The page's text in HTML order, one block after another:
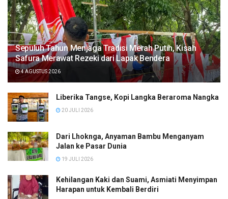
Sepuluh Tahun Menjaga Tradisi Merah Putih, Kisah
Safura Merawat Rezeki dari Lapak Bendera
4 AGUSTUS 2026
Liberika Tangse, Kopi Langka Beraroma Nangka
20 JULI 2026
Dari Lhoknga, Anyaman Bambu Menganyam
Jalan ke Pasar Dunia
19 JULI 2026
Kehilangan Kaki dan Suami, Asmiati Menyimpan
Harapan untuk Kembali Berdiri